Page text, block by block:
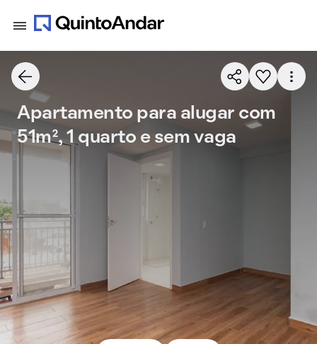
Apartamento para alugar com
51m², 1 quarto e sem vaga